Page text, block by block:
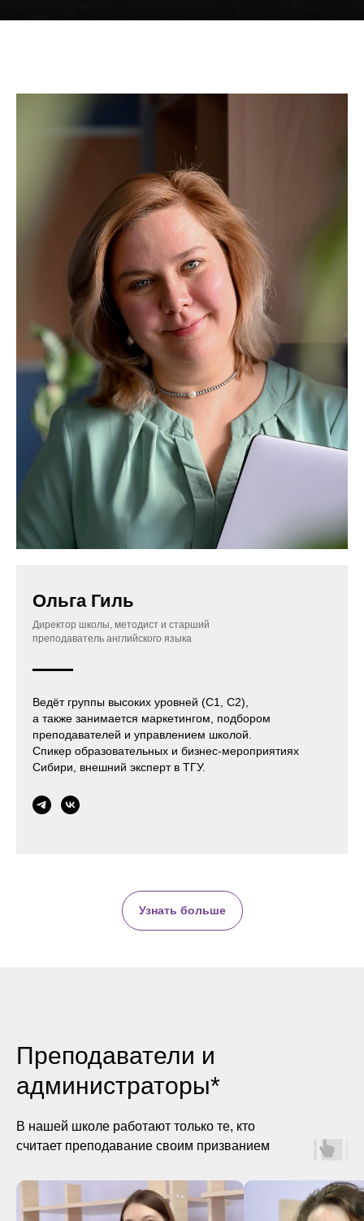
Ольга Гиль
Директор школы, методист и старший
преподаватель английского языка
Ведёт группы высоких уровней (C1, C2),
а также занимается маркетингом, подбором
преподавателей и управлением школой.
Спикер образовательных и бизнес-мероприятиях
Сибири, внешний эксперт в ТГУ.
Узнать больше
Преподаватели и
администраторы*
В нашей школе работают только те, кто
считает преподавание своим призванием